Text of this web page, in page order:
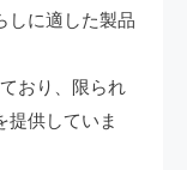
しに適した製品
おり、限られ
提供していま